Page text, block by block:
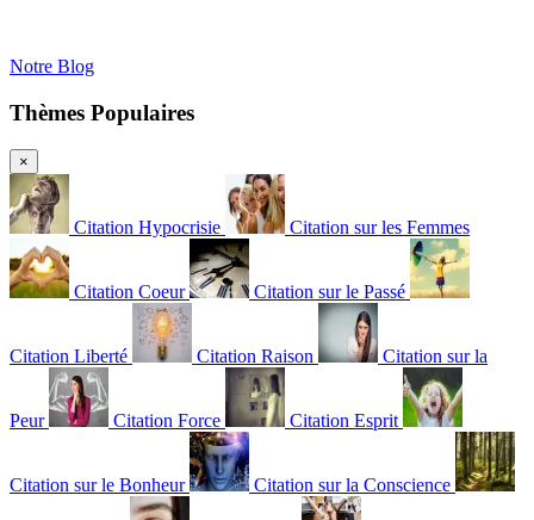
Notre Blog
Thèmes Populaires
×
Citation Hypocrisie Citation sur les Femmes
Citation Coeur Citation sur le Passé
Citation Liberté Citation Raison Citation sur la
Peur Citation Force Citation Esprit
Citation sur le Bonheur Citation sur la Conscience